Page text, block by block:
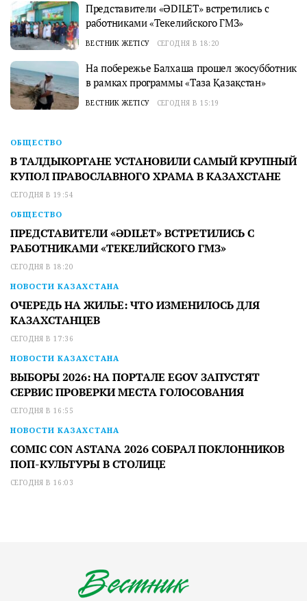
Представители «ӘDILET» встретились с
работниками «Текелийского ГМЗ»
ВЕСТНИК ЖЕТІСУ СЕГОДНЯ В 18:20
На побережье Балхаша прошел экосубботник
в рамках программы «Таза Қазақстан»
ВЕСТНИК ЖЕТІСУ СЕГОДНЯ В 15:19
ОБЩЕСТВО
В ТАЛДЫКОРГАНЕ УСТАНОВИЛИ САМЫЙ КРУПНЫЙ
КУПОЛ ПРАВОСЛАВНОГО ХРАМА В КАЗАХСТАНЕ
СЕГОДНЯ В 19:54
ОБЩЕСТВО
ПРЕДСТАВИТЕЛИ «ӘDILET» ВСТРЕТИЛИСЬ С
РАБОТНИКАМИ «ТЕКЕЛИЙСКОГО ГМЗ»
СЕГОДНЯ В 18:20
НОВОСТИ КАЗАХСТАНА
ОЧЕРЕДЬ НА ЖИЛЬЕ: ЧТО ИЗМЕНИЛОСЬ ДЛЯ
КАЗАХСТАНЦЕВ
СЕГОДНЯ В 17:36
НОВОСТИ КАЗАХСТАНА
ВЫБОРЫ 2026: НА ПОРТАЛЕ EGOV ЗАПУСТЯТ
СЕРВИС ПРОВЕРКИ МЕСТА ГОЛОСОВАНИЯ
СЕГОДНЯ В 16:55
НОВОСТИ КАЗАХСТАНА
COMIC CON ASTANA 2026 СОБРАЛ ПОКЛОННИКОВ
ПОП-КУЛЬТУРЫ В СТОЛИЦЕ
СЕГОДНЯ В 16:03